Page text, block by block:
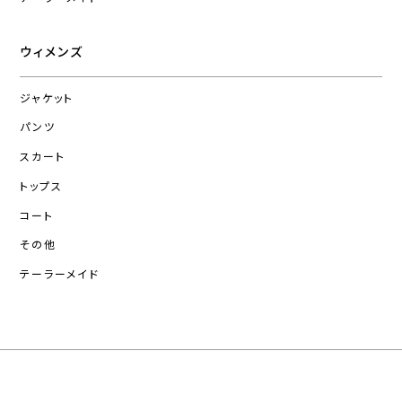
ウィメンズ
ジャケット
パンツ
スカート
トップス
コート
その他
テーラーメイド